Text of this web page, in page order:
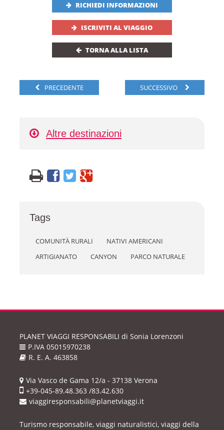
RICHIEDI INFORMAZIONI
ISCRIVITI AL VIAGGIO
TORNA ALLA LISTA
PRECEDENTE SUCCESSIVO
Altre destinazioni
Tags
COMUNITÀ RURALI
NATIVI AMERICANI
ARTIGIANATO
CANYON PARCO NATURALE
PLANET VIAGGI RESPONSABILI di Sonia Lorenzoni
P.IVA 05015970238
R. E. A. 463858
Via Vasco de Gama 12/a - 37138 Verona
+39-045-89.48.363 /83.42.630
viaggiresponsabili@planetviaggi.it
Turismo responsabile, viaggi naturalistici, viaggi della